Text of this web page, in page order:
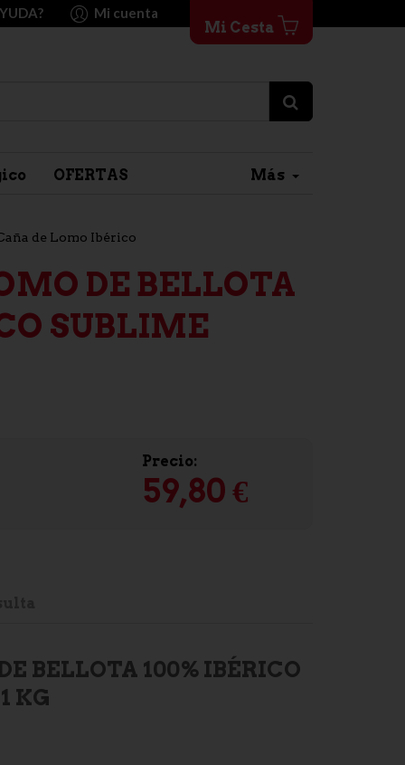
Mi cuenta
Mi Cesta
Más
OFERTAS
de Lomo Ibérico
DE BELLOTA
SUBLIME
Precio:
59,80 €
BELLOTA 100% IBÉRICO
KG